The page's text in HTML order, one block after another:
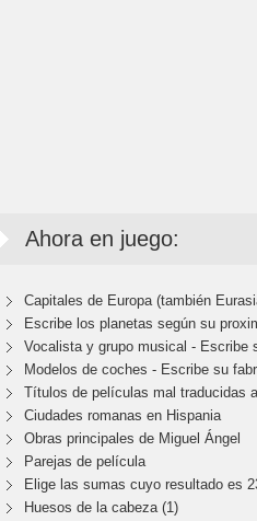
Ahora en juego:
Capitales de Europa (también
Escribe los planetas según su
Vocalista y grupo musical - Escribe
Modelos de coches - Escribe su
Títulos de películas mal traducidas
Ciudades romanas en Hispania
Obras principales de Miguel Ángel
Parejas de película
Elige las sumas cuyo resultado es
Huesos de la cabeza (1)